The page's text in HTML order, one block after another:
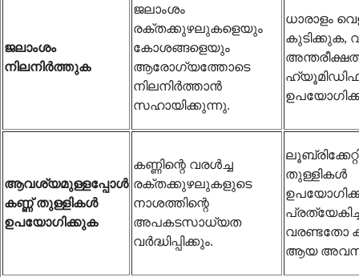
ജലാംശം
നിലനിർത്തുക
ജലാംശം
രക്തക്കുഴലുകളെയും
കോശങ്ങളെയും
ആരോഗ്യത്തോടെ
നിലനിർത്താൻ
സഹായിക്കുന്നു.
ധാരാളം
കുടിക്കുക,
ആവശ്യമുള്ളപ്പോൾ
കണ്ണ് തുള്ളികൾ
ഉപയോഗിക്കുക
കണ്ണിന്റെ വരൾച്ച
രക്തക്കുഴലുകളുടെ
നാശത്തിന്റെ
അപകടസാധ്യത
വർദ്ധിപ്പിക്കും.
തുള്ളികൾ
വരണ്ടതോ
ആയ